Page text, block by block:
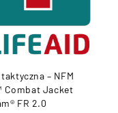
– NFM
Combat Jacket
FR 2.0